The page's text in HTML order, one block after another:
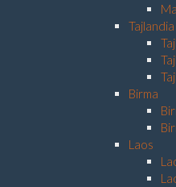
Tajlandia
Birma
Laos